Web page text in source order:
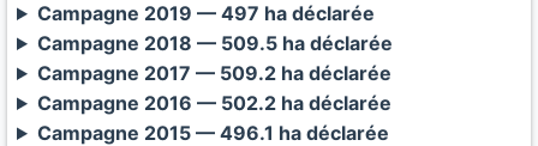
Campagne 2019 — 497 ha déclarée
Campagne 2018 — 509.5 ha déclarée
Campagne 2017 — 509.2 ha déclarée
Campagne 2016 — 502.2 ha déclarée
Campagne 2015 — 496.1 ha déclarée